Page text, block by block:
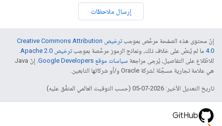
إرسال ملاحظات
إنّ محتوى هذه الصفحة مرخّص بموجب
ترخيص Creative Commons Attribution
4.0‏ ما لم يُنصّ على خلاف ذلك، ونماذج الرموز مرخّصة بموجبترخيص Apache 2.0‏
.
للاطّلاع على التفاصيل، يُرجى مراجعة سياسات موقع Google Developers‏
. إنّ Java
هي علامة تجارية مسجَّلة لشركة Oracle و/أو شركائها التابعين.
تاريخ التعديل الأخير: 2026-07-05 (حسب التوقيت العالمي المتفَّق عليه)
GitHub